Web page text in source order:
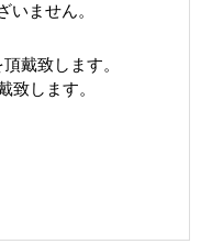
いません。
頂戴致します。
致します。